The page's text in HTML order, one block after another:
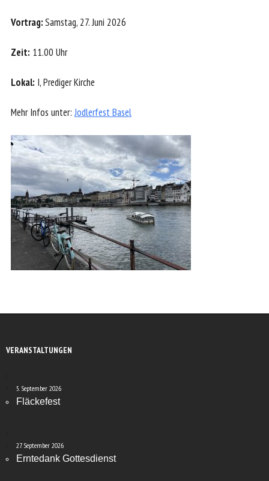
Vortrag:Samstag, 27. Juni 2026
Zeit: 11.00 Uhr
Lokal: I, Prediger Kirche
Mehr Infos unter:Jodlerfest Basel
VERANSTALTUNGEN
5. September 2026
Fläckefest
27. September 2026
Erntedank Gottesdienst